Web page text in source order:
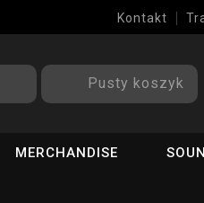
Kontakt
Pusty koszyk
MERCHANDISE